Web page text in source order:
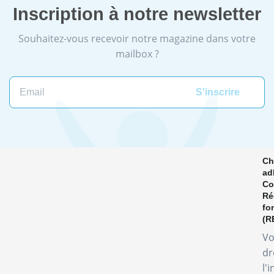
Inscription à notre newsletter
Souhaitez-vous recevoir notre magazine dans votre
mailbox ?
Email